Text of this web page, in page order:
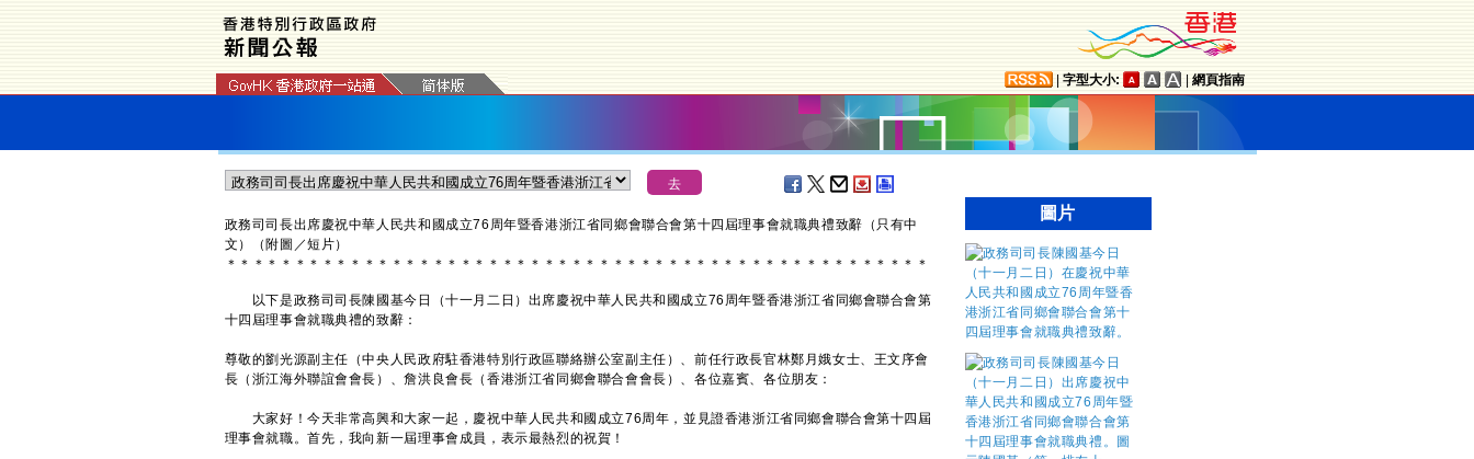
字型大小: 網頁指南
政務司司長出席慶祝中華人民共和國成立76周年暨香港浙江省同鄉會聯合會第十四屆理事會就職典禮致辭（只有中
文）（附圖／短片）
＊ ＊ ＊ ＊ ＊ ＊ ＊ ＊ ＊ ＊ ＊ ＊ ＊ ＊ ＊ ＊ ＊ ＊ ＊ ＊ ＊ ＊ ＊ ＊ ＊ ＊ ＊ ＊ ＊ ＊ ＊ ＊ ＊ ＊ ＊ ＊ ＊ ＊ ＊ ＊ ＊ ＊ ＊ ＊ ＊ ＊ ＊ ＊ ＊ ＊ ＊
以下是政務司司長陳國基今日（十一月二日）出席慶祝中華人民共和國成立76周年暨香港浙江省同鄉會聯合會第
十四屆理事會就職典禮的致辭：
尊敬的劉光源副主任（中央人民政府駐香港特別行政區聯絡辦公室副主任）、前任行政長官林鄭月娥女士、王文序會
長（浙江海外聯誼會會長）、詹洪良會長（香港浙江省同鄉會聯合會會長）、各位嘉賓、各位朋友：
大家好！今天非常高興和大家一起，慶祝中華人民共和國成立76周年，並見證香港浙江省同鄉會聯合會第十四屆
理事會就職。首先，我向新一屆理事會成員，表示最熱烈的祝賀！
圖片